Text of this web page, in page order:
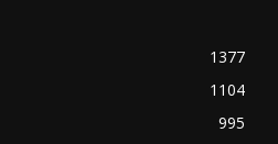
1377
1104
995